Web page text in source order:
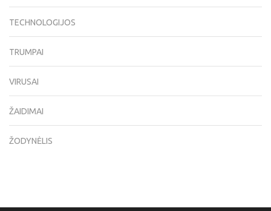
TECHNOLOGIJOS
TRUMPAI
VIRUSAI
ŽAIDIMAI
ŽODYNĖLIS